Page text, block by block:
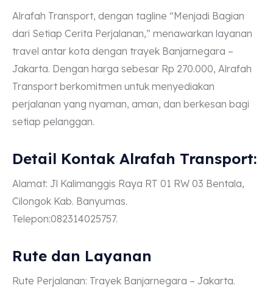
Alrafah Transport, dengan tagline “Menjadi Bagian
dari Setiap Cerita Perjalanan,” menawarkan layanan
travel antar kota dengan trayek Banjarnegara –
Jakarta. Dengan harga sebesar Rp 270.000, Alrafah
Transport berkomitmen untuk menyediakan
perjalanan yang nyaman, aman, dan berkesan bagi
setiap pelanggan.
Detail Kontak Alrafah Transport:
Alamat: Jl Kalimanggis Raya RT 01 RW 03 Bentala,
Cilongok Kab. Banyumas.
Telepon:082314025757.
Rute dan Layanan
Rute Perjalanan: Trayek Banjarnegara – Jakarta.